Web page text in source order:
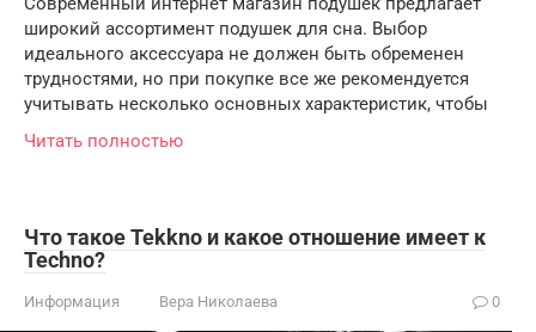
широкий ассортимент подушек для сна. Выбор
идеального аксессуара не должен быть обременен
трудностями, но при покупке все же рекомендуется
учитывать несколько основных характеристик, чтобы
Читать полностью
Что такое Tekkno и какое отношение имеет к
Techno?
Информация Вера Николаева 0